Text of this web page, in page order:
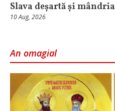
Slava deșartă și mândria
10 Aug, 2026
An omagial